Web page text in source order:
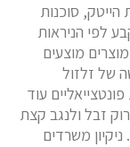
סוכנות
לפי הניראות
מוצעים
של זלזול
עוד
זבל ולנגב קצת
משרדים